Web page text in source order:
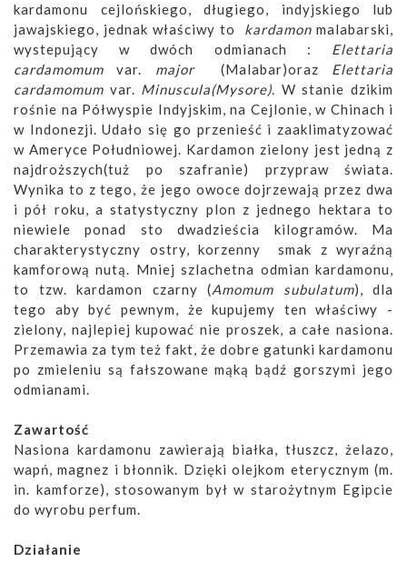
kardamonu cejlońskiego, długiego, indyjskiego lub
jawajskiego, jednak właściwy to kardamon malabarski,
wystepujący w dwóch odmianach : Elettaria
cardamomum var. major(Malabar)oraz Elettaria
cardamomum var. Minuscula(Mysore). W stanie dzikim
rośnie na Półwyspie Indyjskim, na Cejlonie, w Chinach i
w Indonezji. Udało się go przenieść i zaaklimatyzować
w Ameryce Południowej. Kardamon zielony jest jedną z
najdroższych(tuż po szafranie) przypraw świata.
Wynika to z tego, że jego owoce dojrzewają przez dwa
i pół roku, a statystyczny plon z jednego hektara to
niewiele ponad sto dwadzieścia kilogramów. Ma
charakterystyczny ostry, korzenny smak z wyraźną
kamforową nutą. Mniej szlachetna odmian kardamonu,
to tzw. kardamon czarny (Amomum subulatum), dla
tego aby być pewnym, że kupujemy ten właściwy -
zielony, najlepiej kupować nie proszek, a całe nasiona.
Przemawia za tym też fakt, że dobre gatunki kardamonu
po zmieleniu są fałszowane mąką bądź gorszymi jego
odmianami.
Zawartość
Nasiona kardamonu zawierają białka, tłuszcz, żelazo,
wapń, magnez i błonnik. Dzięki olejkom eterycznym (m.
in. kamforze), stosowanym był w starożytnym Egipcie
do wyrobu perfum.
Działanie